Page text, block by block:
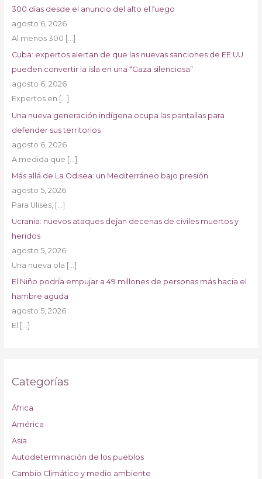
300 días desde el anuncio del alto el fuego
agosto 6, 2026
Al menos 300 […]
Cuba: expertos alertan de que las nuevas sanciones de EE.UU.
pueden convertir la isla en una “Gaza silenciosa”
agosto 6, 2026
Expertos en […]
Una nueva generación indígena ocupa las pantallas para
defender sus territorios
agosto 6, 2026
A medida que […]
Más allá de La Odisea: un Mediterráneo bajo presión
agosto 5, 2026
Para Ulises, […]
Ucrania: nuevos ataques dejan decenas de civiles muertos y
heridos
agosto 5, 2026
Una nueva ola […]
El Niño podría empujar a 49 millones de personas más hacia el
hambre aguda
agosto 5, 2026
El […]
Categorías
África
América
Asia
Autodeterminación de los pueblos
Cambio Climático y medio ambiente